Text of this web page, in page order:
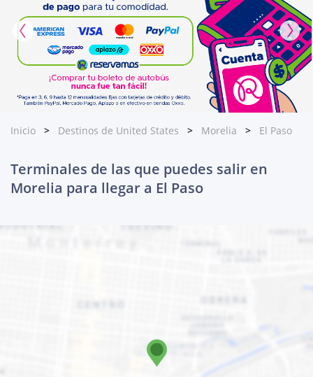
Inicio Destinos de United States Morelia El Paso
Terminales de las que puedes salir en
Morelia para llegar a El Paso